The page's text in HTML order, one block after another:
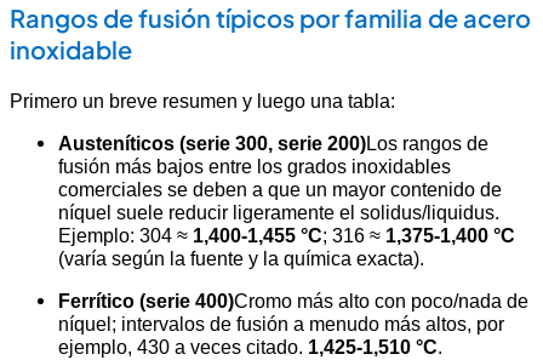
Rangos de fusión típicos por familia de acero
inoxidable
Primero un breve resumen y luego una tabla:
Austeníticos (serie 300, serie 200)Los rangos de
fusión más bajos entre los grados inoxidables
comerciales se deben a que un mayor contenido de
níquel suele reducir ligeramente el solidus/liquidus.
Ejemplo: 304 ≈ 1,400-1,455 °C; 316 ≈ 1,375-1,400 °C
(varía según la fuente y la química exacta).
Ferrítico (serie 400)Cromo más alto con poco/nada de
níquel; intervalos de fusión a menudo más altos, por
ejemplo, 430 a veces citado. 1,425-1,510 °C.